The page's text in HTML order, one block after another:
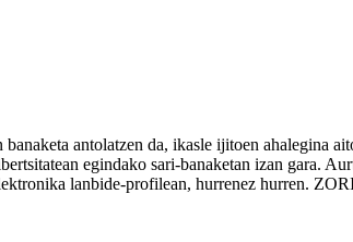
antolatzen da, ikasle ijitoen ahalegina
egindako sari-banaketan izan gara.
lanbide-profilean, hurrenez